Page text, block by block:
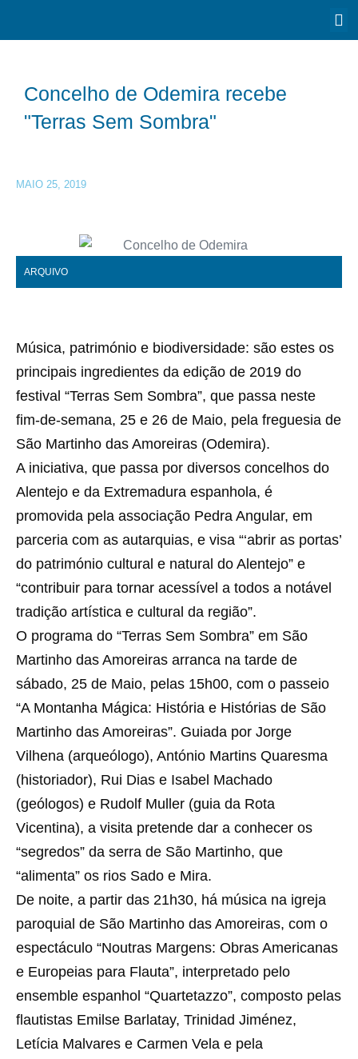
Concelho de Odemira recebe
"Terras Sem Sombra"
MAIO 25, 2019
ARQUIVO
Música, património e biodiversidade: são estes os
principais ingredientes da edição de 2019 do
festival “Terras Sem Sombra”, que passa neste
fim-de-semana, 25 e 26 de Maio, pela freguesia de
São Martinho das Amoreiras (Odemira).
A iniciativa, que passa por diversos concelhos do
Alentejo e da Extremadura espanhola, é
promovida pela associação Pedra Angular, em
parceria com as autarquias, e visa “‘abrir as portas’
do património cultural e natural do Alentejo” e
“contribuir para tornar acessível a todos a notável
tradição artística e cultural da região”.
O programa do “Terras Sem Sombra” em São
Martinho das Amoreiras arranca na tarde de
sábado, 25 de Maio, pelas 15h00, com o passeio
“A Montanha Mágica: História e Histórias de São
Martinho das Amoreiras”. Guiada por Jorge
Vilhena (arqueólogo), António Martins Quaresma
(historiador), Rui Dias e Isabel Machado
(geólogos) e Rudolf Muller (guia da Rota
Vicentina), a visita pretende dar a conhecer os
“segredos” da serra de São Martinho, que
“alimenta” os rios Sado e Mira.
De noite, a partir das 21h30, há música na igreja
paroquial de São Martinho das Amoreiras, com o
espectáculo “Noutras Margens: Obras Americanas
e Europeias para Flauta”, interpretado pelo
ensemble espanhol “Quartetazzo”, composto pelas
flautistas Emilse Barlatay, Trinidad Jiménez,
Letícia Malvares e Carmen Vela e pela